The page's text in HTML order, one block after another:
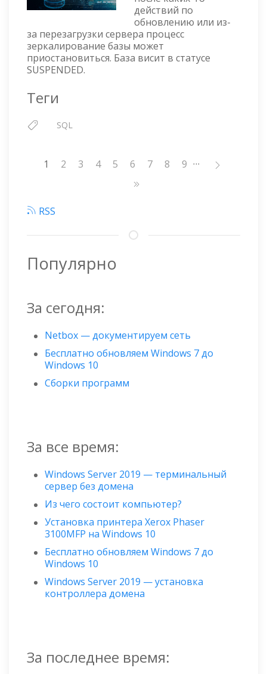
РАБОТУ
ЗЕРКАЛА
действий по
обновлению или из-
за перезагрузки сервера процесс
зеркалирование базы может
приостановиться. База висит в статусе
SUSPENDED.
Теги
SQL
Нумерация
1 Страница
2 Страница
3 Страница
4 Страница
5 Страница
6 Страница
7 Страница
8 Страница
9 …
RSS
Популярно
За сегодня:
Netbox — документируем сеть
Бесплатно обновляем Windows 7 до
Windows 10
Сборки программ
За все время:
Windows Server 2019 — терминальный
сервер без домена
Из чего состоит компьютер?
Установка принтера Xerox Phaser
3100MFP на Windows 10
Бесплатно обновляем Windows 7 до
Windows 10
Windows Server 2019 — установка
контроллера домена
За последнее время: